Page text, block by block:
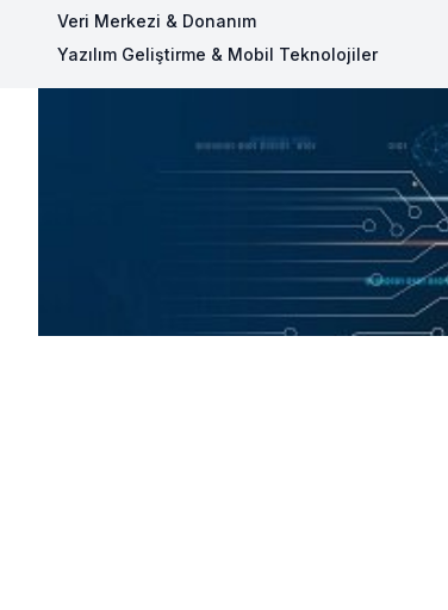
Veri Merkezi & Donanım
Yazılım Geliştirme & Mobil Teknolojiler